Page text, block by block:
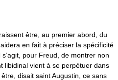
être, au premier abord, du
en fait à préciser la spécificité
pour Freud, de montrer non
libidinal vient à se perpétuer dans
être, disait saint Augustin, ce sans